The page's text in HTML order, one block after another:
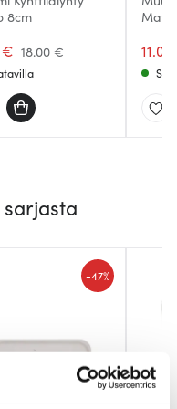
8cm
€ 18.00 €
-47%